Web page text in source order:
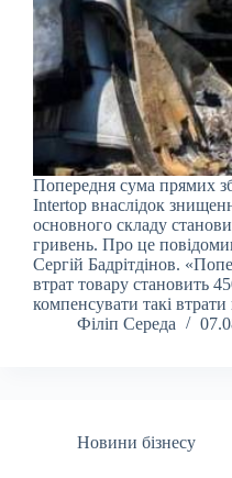
Попередня сума прямих
Intertop внаслідок
основного складу
гривень. Про це
Сергій Бадрітдінов.
втрат товару становить
компенсувати такі
Філіп Середа
Новини бізнесу